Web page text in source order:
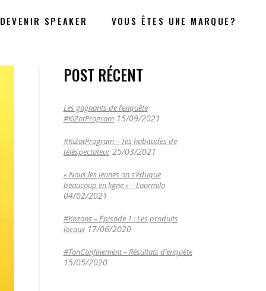
DEVENIR SPEAKER VOUS ÊTES UNE MARQUE?
POST RÉCENT
Les gagnants de l’enquête
#KiZotProgram 15/09/2021
#KiZotProgram – Tes habitudes de
téléspectateur 25/03/2021
« Nous les jeunes on s’éduque
beaucoup en ligne » – Loormila
04/02/2021
#Kozons – Épisode 1 : Les produits
locaux 17/06/2020
#TonConfinement – Résultats d’enquête
15/05/2020